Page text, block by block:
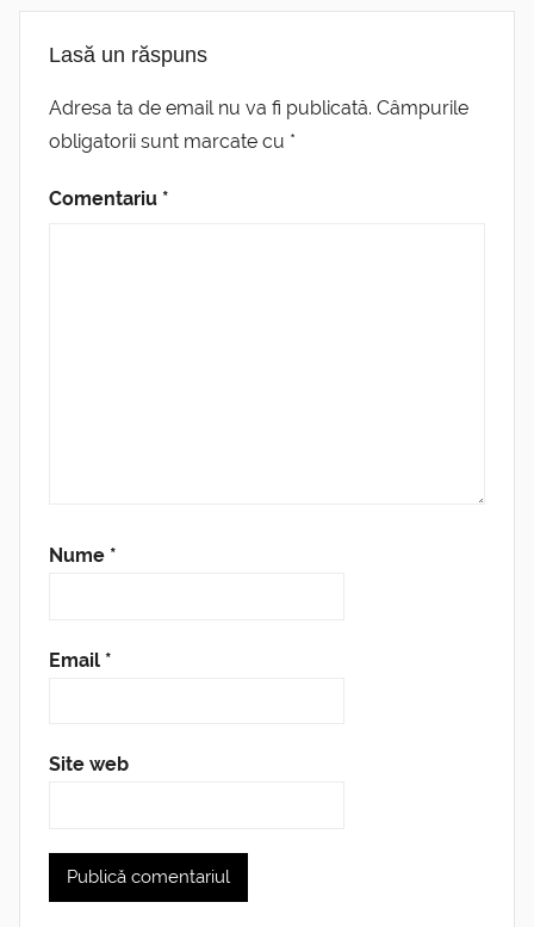
Lasă un răspuns
Adresa ta de email nu va fi publicată. Câmpurile
obligatorii sunt marcate cu *
Comentariu *
Nume *
Email *
Site web